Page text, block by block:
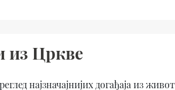
из Цркве
најзначајнијих догађаја из